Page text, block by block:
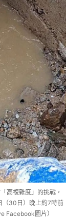
高複雜度」的挑戰，
（30日）晚上約7時前
Facebook圖片）